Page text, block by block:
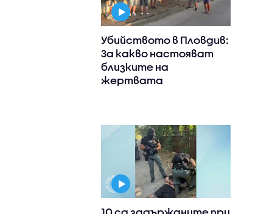
Убийството в Пловдив:
За какво настояват
близките на
жертвата